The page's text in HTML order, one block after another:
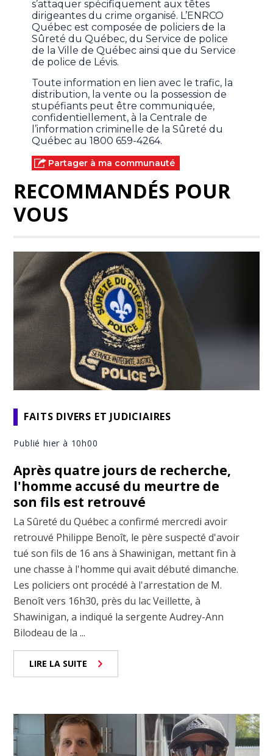
s’attaquer spécifiquement aux têtes
dirigeantes du crime organisé. L’ENRCO
Québec est composée de policiers de la
Sûreté du Québec, du Service de police
de la Ville de Québec ainsi que du Service
de police de Lévis.
Toute information en lien avec le trafic, la
distribution, la vente ou la possession de
stupéfiants peut être communiquée,
confidentiellement, à la Centrale de
l’information criminelle de la Sûreté du
Québec au 1800 659-4264.
Partager à ma communauté
RECOMMANDÉS POUR
VOUS
FAITS DIVERS ET JUDICIAIRES
Publié hier à 10h00
Après quatre jours de recherche,
l'homme accusé du meurtre de
son fils est retrouvé
La Sûreté du Québec a confirmé mercredi avoir
retrouvé Philippe Benoît, le père suspecté d'avoir
tué son fils de 16 ans à Shawinigan, mettant fin à
une chasse à l'homme qui avait débuté dimanche.
Les policiers ont procédé à l'arrestation de M.
Benoît vers 16h30, près du lac Veillette, à
Shawinigan, a indiqué la sergente Audrey-Ann
Bilodeau de la ...
LIRE LA SUITE